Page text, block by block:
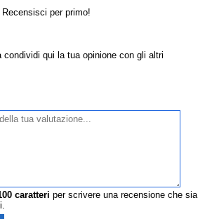
per primo!
condividi qui la tua opinione con gli altri
caratteri per scrivere una recensione che sia